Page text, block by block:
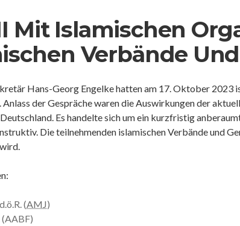
Mit Islamischen
Verbände
Hans-Georg Engelke hatten am 17. Oktober 2023
Anlass der Gespräche waren die Auswirkungen der
Es handelte sich um ein kurzfristig
Die teilnehmenden islamischen Verbände und
(AMJ)
(AABF)